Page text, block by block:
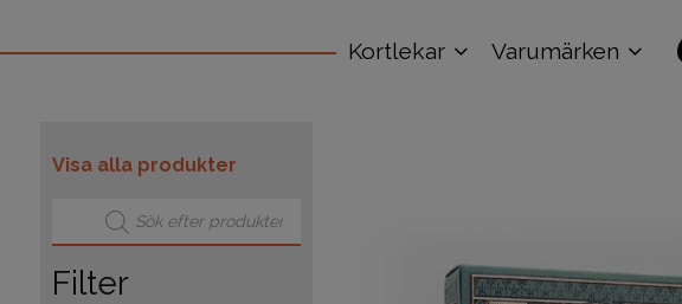
Kortlekar Varumärken
Visa alla produkter
Produktsökning
Filter